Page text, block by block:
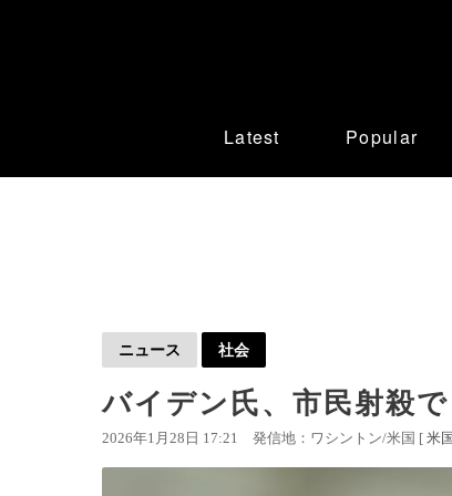
Latest Popular
ニュース 社会
バイデン氏、市民射殺
2026年1月28日 17:21 発信地：ワシントン/米国 [ 米国